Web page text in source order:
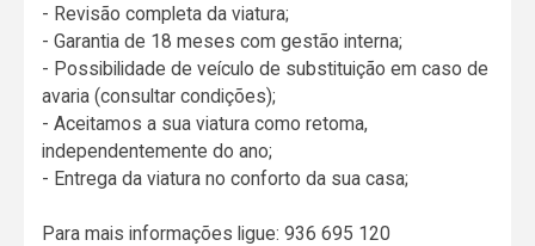
- Revisão completa da viatura;
- Garantia de 18 meses com gestão interna;
- Possibilidade de veículo de substituição em caso de
avaria (consultar condições);
- Aceitamos a sua viatura como retoma,
independentemente do ano;
- Entrega da viatura no conforto da sua casa;
Para mais informações ligue: 936 695 120